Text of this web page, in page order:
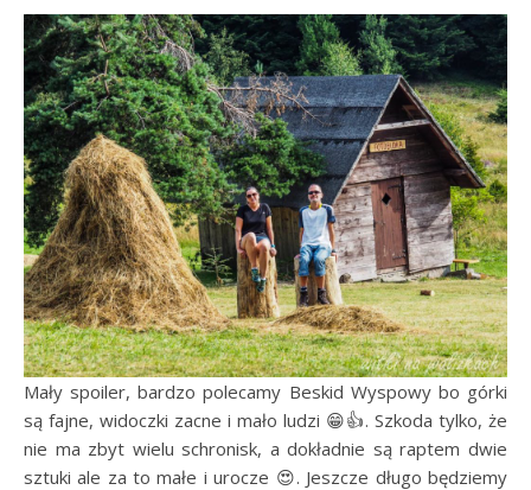
Mały spoiler, bardzo polecamy Beskid Wyspowy bo górki
są fajne, widoczki zacne i mało ludzi 😁👍. Szkoda tylko, że
nie ma zbyt wielu schronisk, a dokładnie są raptem dwie
sztuki ale za to małe i urocze 😍. Jeszcze długo będziemy